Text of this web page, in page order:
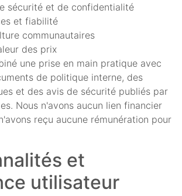
sécurité et de confidentialité
et fiabilité
communautaires
des prix
une prise en main pratique avec
de politique interne, des
et des avis de sécurité publiés par
Nous n'avons aucun lien financier
reçu aucune rémunération pour
et
utilisateur